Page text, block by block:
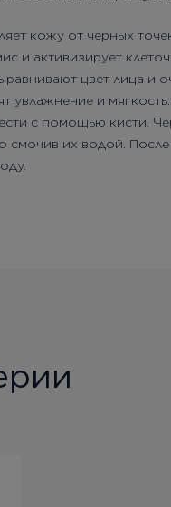
кожу от черных
и активизирует
цвет лица и
увлажнение и
с помощью кисти.
их водой. После